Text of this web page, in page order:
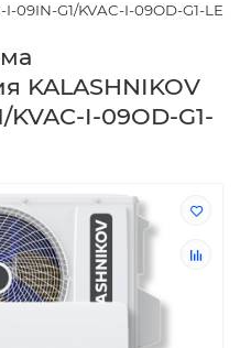
09IN-G1/KVAC-I-09OD-G1-LE
KALASHNIKOV
KVAC-I-09OD-G1-